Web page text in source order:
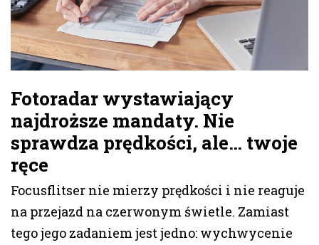
Fotoradar wystawiający
najdroższe mandaty. Nie
sprawdza prędkości, ale… twoje
ręce
Focusflitser nie mierzy prędkości i nie reaguje
na przejazd na czerwonym świetle. Zamiast
tego jego zadaniem jest jedno: wychwycenie